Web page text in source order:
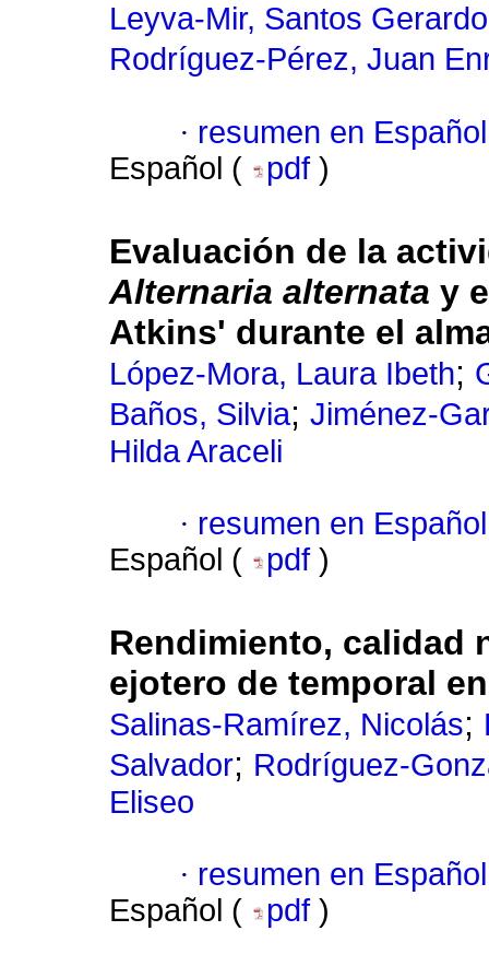
Leyva-Mir, Santos Gerardo
Rodríguez-Pérez, Juan
· resumen en Español
Español (
pdf )
Evaluación de la
Alternaria alternata y
Atkins' durante el
López-Mora, Laura Ibeth;
Baños, Silvia; Jiménez-
Hilda Araceli
· resumen en Español
Español (
pdf )
Rendimiento, calidad
ejotero de temporal
Salinas-Ramírez, Nicolás;
Salvador; Rodríguez-
Eliseo
· resumen en Español
Español (
pdf )